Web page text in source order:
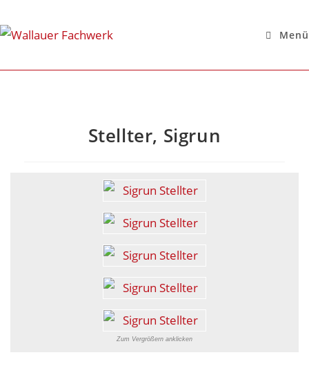
Menü
Stellter, Sigrun
Zum Vergrößern anklicken